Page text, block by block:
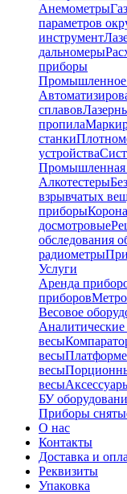
Анемометры
параметров
инструмент
дальномеры
приборы
Промышленное
сплавов
пропила
станки
устройства
Промышленная
Алкотестеры
взрывчатых
приборы
досмотровые
обследования
радиометры
Услуги
Аренда
приборов
Весовое
весы
весы
весы
весы
БУ
Приборы
О нас
Контакты
Доставка и
Реквизиты
Упаковка